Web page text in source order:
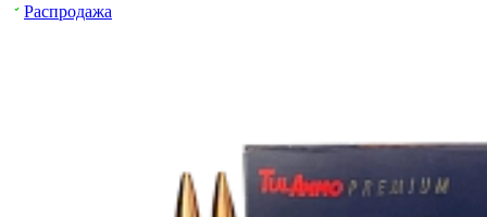
Распродажа